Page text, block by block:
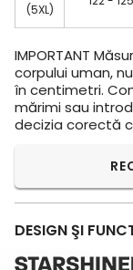
(5XL)
IMPORTANT
corpului uman,
în centimetri.
mărimi sau
decizia corectă
DESIGN ŞI